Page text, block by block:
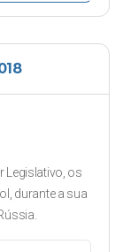
Legislativo, os
durante a sua